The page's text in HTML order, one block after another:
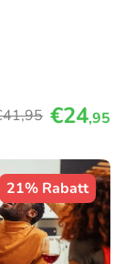
,95 €24,95
21% Rabatt